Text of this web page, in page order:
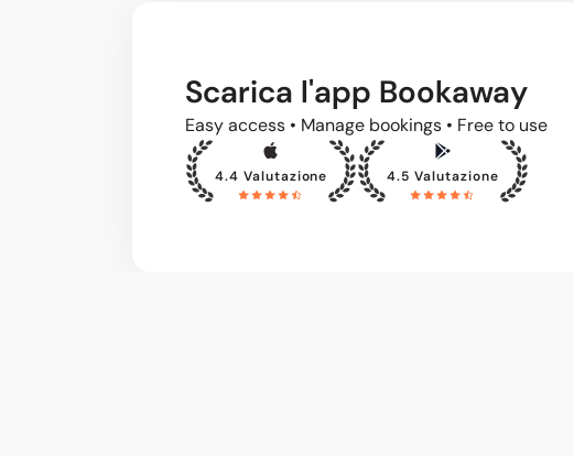
Scarica l'app Bookaway
Easy access • Manage bookings • Free to use
4.4 Valutazione 4.5 Valutazione